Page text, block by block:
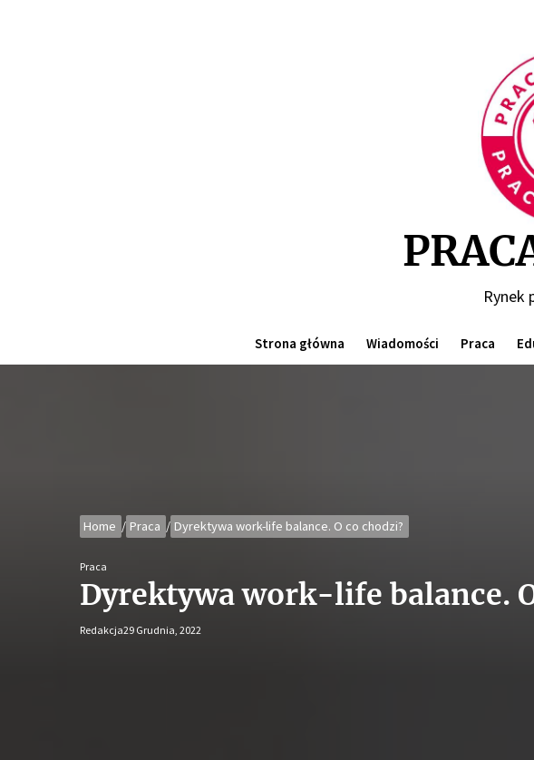
Rynek
Strona główna Wiadomości Praca
Home Praca Dyrektywa work-life balance. O co chodzi?
Praca
Dyrektywa work-life balance.
Redakcja29 Grudnia, 2022